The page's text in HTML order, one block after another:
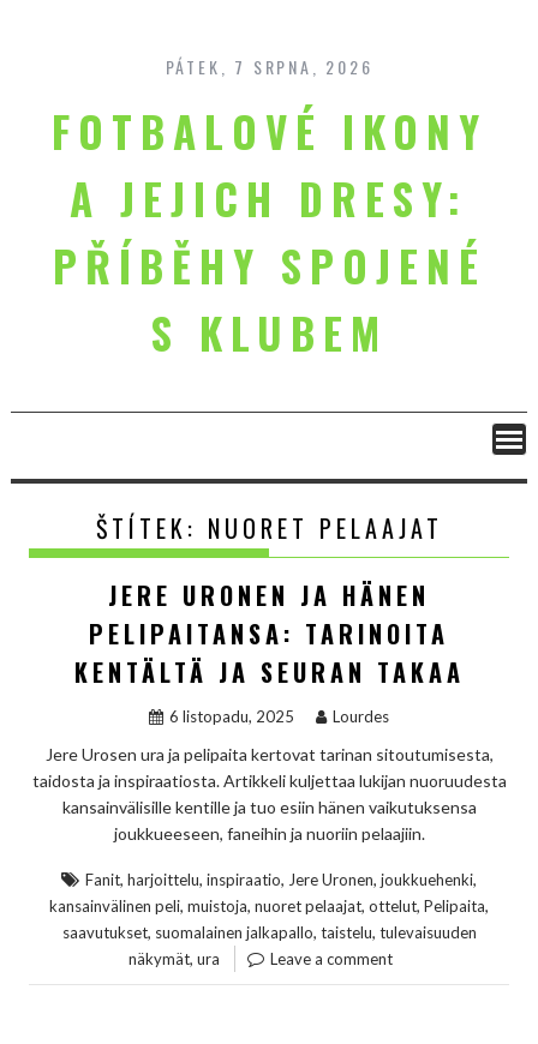
content
PÁTEK, 7 SRPNA, 2026
FOTBALOVÉ IKONY
A JEJICH DRESY:
PŘÍBĚHY SPOJENÉ
S KLUBEM
ŠTÍTEK: NUORET PELAAJAT
JERE URONEN JA HÄNEN
PELIPAITANSA: TARINOITA
KENTÄLTÄ JA SEURAN TAKAA
6 listopadu, 2025 Lourdes
Jere Urosen ura ja pelipaita kertovat tarinan sitoutumisesta,
taidosta ja inspiraatiosta. Artikkeli kuljettaa lukijan nuoruudesta
kansainvälisille kentille ja tuo esiin hänen vaikutuksensa
joukkueeseen, faneihin ja nuoriin pelaajiin.
Fanit, harjoittelu, inspiraatio, Jere Uronen, joukkuehenki,
kansainvälinen peli, muistoja, nuoret pelaajat, ottelut, Pelipaita,
saavutukset, suomalainen jalkapallo, taistelu, tulevaisuuden
näkymät, ura Leave a comment